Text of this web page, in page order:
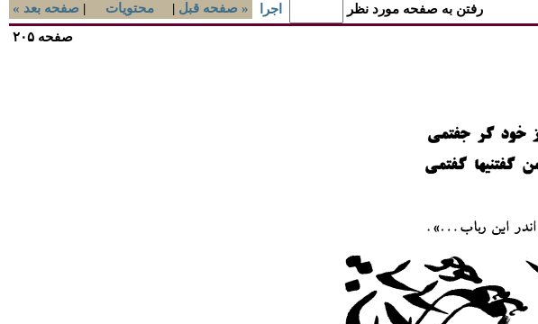
« صفحه بعد | محتويات | صفحه قبل » رفتن به صفحه مورد نظر
اجرا